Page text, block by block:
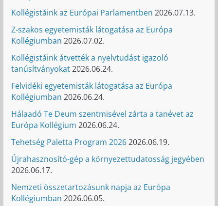
Kollégistáink az Európai Parlamentben 2026.07.13.
Z-szakos egyetemisták látogatása az Európa
Kollégiumban 2026.07.02.
Kollégistáink átvették a nyelvtudást igazoló
tanúsítványokat2026.06.24.
Felvidéki egyetemisták látogatása az Európa
Kollégiumban 2026.06.24.
Hálaadó Te Deum szentmisével zárta a tanévet az
Európa Kollégium 2026.06.24.
Tehetség Paletta Program 20262026.06.19.
Újrahasznosító-gép a környezettudatosság jegyében
2026.06.17.
Nemzeti összetartozásunk napja az Európa
Kollégiumban 2026.06.05.